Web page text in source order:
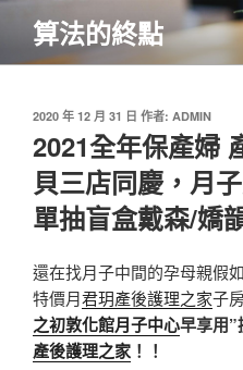
主
算法的終點
發
於
2020 年 12 月 31 日 作者: ADMIN
2021全年保產婦
貝三店同慶，月
單抽盲盒戴森/嬌
還在找月子中間的孕母親假
特價月君玥產後護理之家子
之初敦化館月子中心早享用”
產後護理之家 ！！